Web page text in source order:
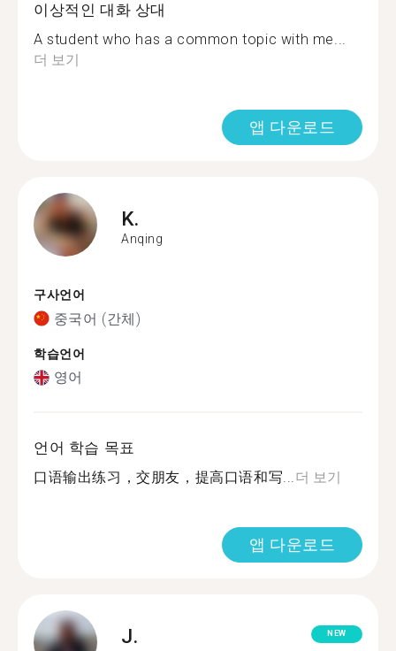
이상적인 대화 상대
A student who has a common topic with me...
더 보기
앱 다운로드
K.
Anqing
구사언어
중국어 (간체)
학습언어
영어
언어 학습 목표
口语输出练习，交朋友，提高口语和写...더 보기
앱 다운로드
J. NEW